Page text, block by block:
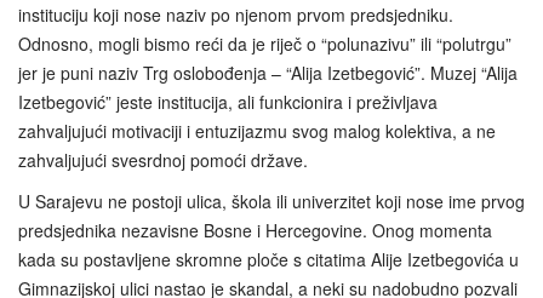
instituciju koji nose naziv po njenom prvom predsjedniku.
Odnosno, mogli bismo reći da je riječ o “polunazivu” ili “polutrgu”
jer je puni naziv Trg oslobođenja – “Alija Izetbegović”. Muzej “Alija
Izetbegović” jeste institucija, ali funkcionira i preživljava
zahvaljujući motivaciji i entuzijazmu svog malog kolektiva, a ne
zahvaljujući svesrdnoj pomoći države.
U Sarajevu ne postoji ulica, škola ili univerzitet koji nose ime prvog
predsjednika nezavisne Bosne i Hercegovine. Onog momenta
kada su postavljene skromne ploče s citatima Alije Izetbegovića u
Gimnazijskoj ulici nastao je skandal, a neki su nadobudno pozvali